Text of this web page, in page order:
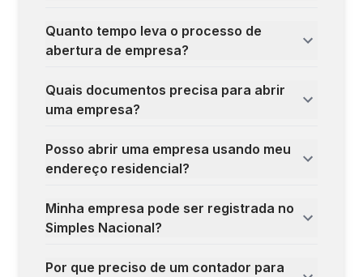
Quanto tempo leva o processo de
abertura de empresa?
Quais documentos precisa para abrir
uma empresa?
Posso abrir uma empresa usando meu
endereço residencial?
Minha empresa pode ser registrada no
Simples Nacional?
Por que preciso de um contador para